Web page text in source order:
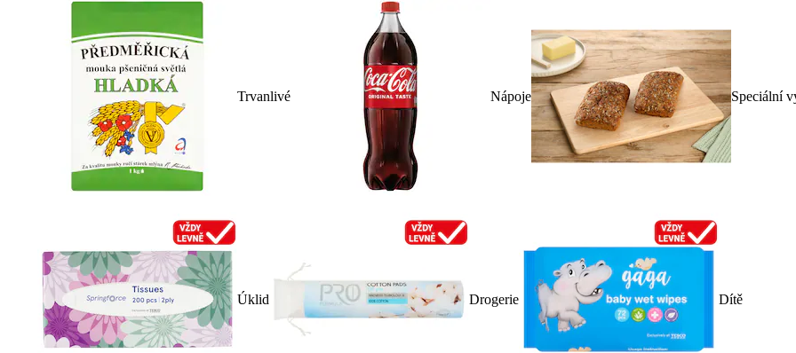
Trvanlivé Nápoje Speciální
Úklid Drogerie Dítě